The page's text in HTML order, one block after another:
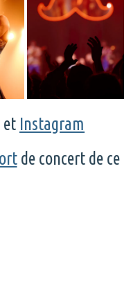
et Instagram
de concert de ce